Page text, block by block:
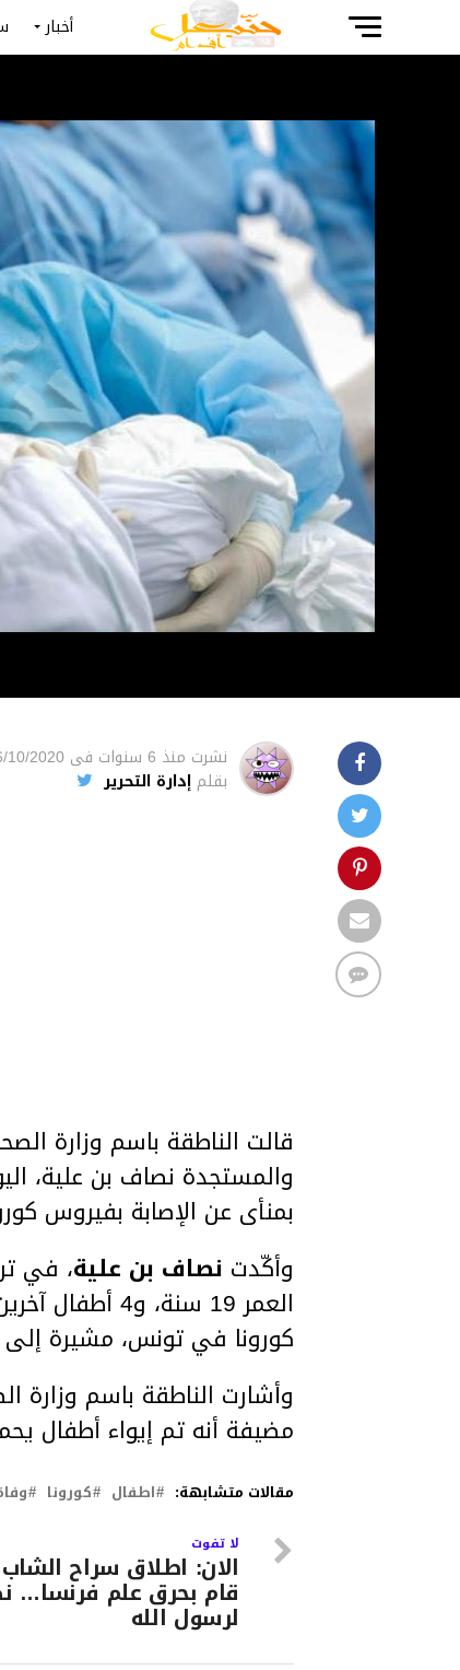
أخبار
نشرت منذ 6 سنوات فى 10/2020
بقلم إدارة التحرير
قالت الناطقة باسم وزارة
بمنأى عن الإصابة بفيروس
وأكّدت نصاف بن علية، في
كورونا في تونس، مشيرة
وأشارت الناطقة باسم وزارة
مضيفة أنه تم إيواء أطفال
مقالات متشابهة: اطفال كورونا
لا تفوت
الان: اطلاق سراح
قام بحرق علم فرنسا…
لرسول الله